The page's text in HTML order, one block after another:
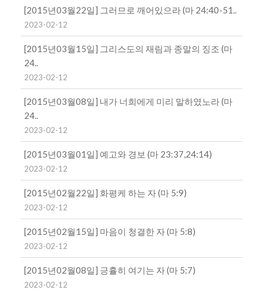
[2015년03월22일] 그러므로 깨어있으라 (마 24:40-51..
2023-02-12
[2015년03월15일] 그리스도의 재림과 종말의 징조 (마
24..
2023-02-12
[2015년03월08일] 내가 너희에게 미리 말하였노라 (마
24..
2023-02-12
[2015년03월01일] 예고와 경보 (마 23:37,24:14)
2023-02-12
[2015년02월22일] 화평케 하는 자 (마 5:9)
2023-02-12
[2015년02월15일] 마음이 청결한 자 (마 5:8)
2023-02-12
[2015년02월08일] 긍휼히 여기는 자 (마 5:7)
2023-02-12